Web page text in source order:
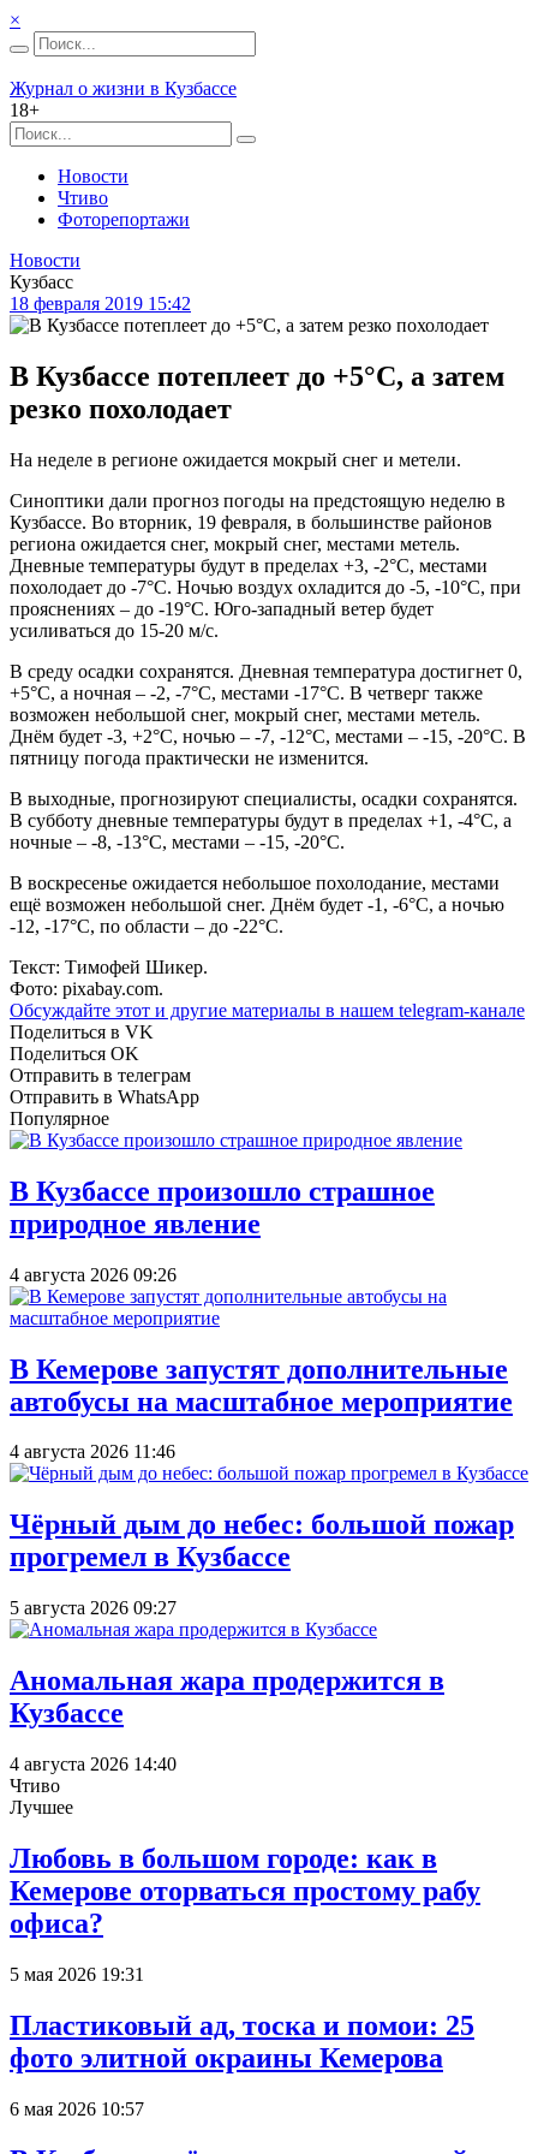
×
Журнал о жизни в Кузбассе
18+
Новости
Чтиво
Фоторепортажи
Новости
Кузбасс
18 февраля 2019 15:42
В Кузбассе потеплеет до +5°С, а затем
резко похолодает
На неделе в регионе ожидается мокрый снег и метели.
Синоптики дали прогноз погоды на предстоящую неделю в
Кузбассе. Во вторник, 19 февраля, в большинстве районов
региона ожидается снег, мокрый снег, местами метель.
Дневные температуры будут в пределах +3, -2°С, местами
похолодает до -7°С. Ночью воздух охладится до -5, -10°С, при
прояснениях – до -19°С. Юго-западный ветер будет
усиливаться до 15-20 м/с.
В среду осадки сохранятся. Дневная температура достигнет 0,
+5°С, а ночная – -2, -7°С, местами -17°С. В четверг также
возможен небольшой снег, мокрый снег, местами метель.
Днём будет -3, +2°С, ночью – -7, -12°С, местами – -15, -20°С. В
пятницу погода практически не изменится.
В выходные, прогнозируют специалисты, осадки сохранятся.
В субботу дневные температуры будут в пределах +1, -4°С, а
ночные – -8, -13°С, местами – -15, -20°С.
В воскресенье ожидается небольшое похолодание, местами
ещё возможен небольшой снег. Днём будет -1, -6°С, а ночью
-12, -17°С, по области – до -22°С.
Текст: Тимофей Шикер.
Фото: pixabay.com.
Обсуждайте этот и другие материалы в нашем telegram-канале
Поделиться в VK
Поделиться OK
Отправить в телеграм
Отправить в WhatsApp
Популярное
В Кузбассе произошло страшное
природное явление
4 августа 2026 09:26
В Кемерове запустят дополнительные
автобусы на масштабное мероприятие
4 августа 2026 11:46
Чёрный дым до небес: большой пожар
прогремел в Кузбассе
5 августа 2026 09:27
Аномальная жара продержится в
Кузбассе
4 августа 2026 14:40
Чтиво
Лучшее
Любовь в большом городе: как в
Кемерове оторваться простому рабу
офиса?
5 мая 2026 19:31
Пластиковый ад, тоска и помои: 25
фото элитной окраины Кемерова
6 мая 2026 10:57